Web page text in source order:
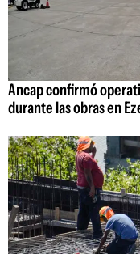
Ancap confirmó
durante las obras en